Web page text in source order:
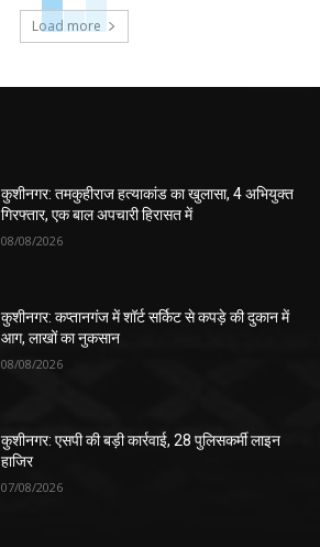
Load more
कुशीनगर: तमकुहीराज हत्याकांड का खुलासा, 4 अभियुक्त
गिरफ्तार, एक बाल अपचारी हिरासत में
08/08/2026
कुशीनगर: कप्तानगंज में शॉर्ट सर्किट से कपड़े की दुकान में
आग, लाखों का नुकसान
08/08/2026
कुशीनगर: एसपी की बड़ी कार्रवाई, 28 पुलिसकर्मी लाइन
हाजिर
07/08/2026